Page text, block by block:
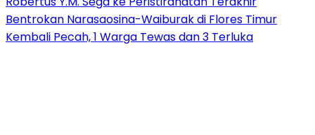
Bentrokan Narasaosina-Waiburak di Flores Timur
Kembali Pecah, 1 Warga Tewas dan 3 Terluka